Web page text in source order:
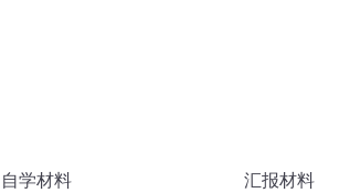
自学材料 汇报材料